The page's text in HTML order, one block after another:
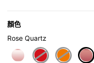
顏色
Rose Quartz